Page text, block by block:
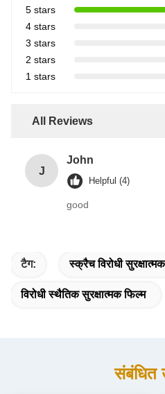
5 stars
4 stars
3 stars
2 stars
1 stars
All Reviews
J
John
Helpful (4)
good
टैग: स्क्रैच विरोधी
विरोधी स्थैतिक सुरक्षात्मक फिल्म
संबंधित